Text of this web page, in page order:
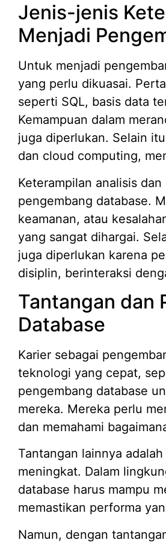
Jenis-jenis
Menjadi
Untuk menjadi
yang perlu dikuasai.
seperti SQL, basis data
Kemampuan dalam
juga diperlukan. Selain
dan cloud computing,
Keterampilan analisis
pengembang database.
keamanan, atau
yang sangat dihargai.
juga diperlukan karena
disiplin, berinteraksi
Tantangan dan
Database
Karier sebagai
teknologi yang cepat,
pengembang database
mereka. Mereka perlu
dan memahami
Tantangan lainnya
meningkat. Dalam
database harus mampu
memastikan performa
Namun, dengan